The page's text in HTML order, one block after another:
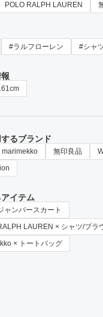
POLO RALPH LAUREN
#ラルフローレン #シャ
るブランド
marimekko 無印良品
イテム
ャンパースカート
LAUREN × シャツ/ブラ
× トートバッグ